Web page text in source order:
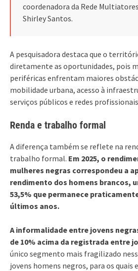
coordenadora da Rede
Shirley Santos.
A pesquisadora destaca que o
diretamente as oportunidades, pois
periféricas enfrentam maiores
mobilidade urbana, acesso à
serviços públicos e redes
Renda e trabalho formal
A diferença também se reflete na
trabalho formal. Em 2025, o
mulheres negras correspondeu a
rendimento dos homens brancos,
53,5% que permanece
últimos anos.
A informalidade entre jovens
de 10% acima da registrada entre
único segmento mais fragilizado
jovens homens negros, para os quais